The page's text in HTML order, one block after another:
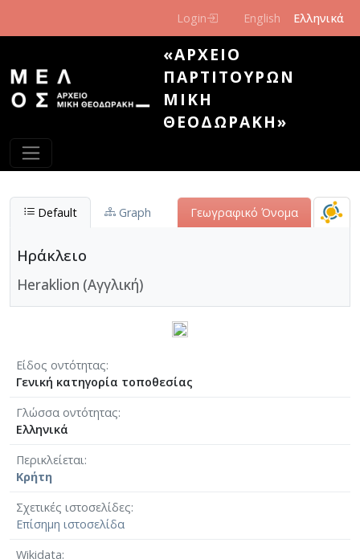
Login English Ελληνικά
«ΑΡΧΕΊΟ
ΠΑΡΤΙΤΟΎΡΩΝ
ΜΊΚΗ
ΘΕΟΔΩΡΆΚΗ»
Default Graph Γεωγραφικό Όνομα
Ηράκλειο
Heraklion (Αγγλική)
Είδος οντότητας
Γενική κατηγορία τοποθεσίας
Γλώσσα οντότητας
Ελληνικά
Περικλείεται
Κρήτη
Σχετικές ιστοσελίδες
Επίσημη ιστοσελίδα
Wikidata